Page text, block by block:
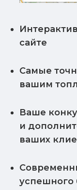
сайте
Самые
вашим
Ваше
и
ваших
успешного